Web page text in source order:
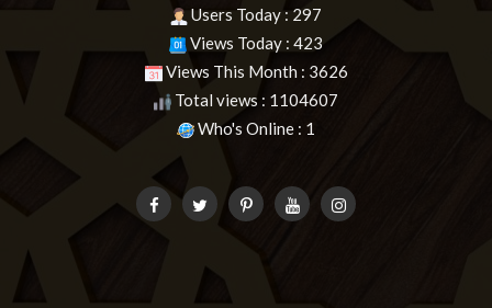
Users Today : 297
Views Today : 423
Views This Month : 3626
Total views : 1104607
Who's Online : 1